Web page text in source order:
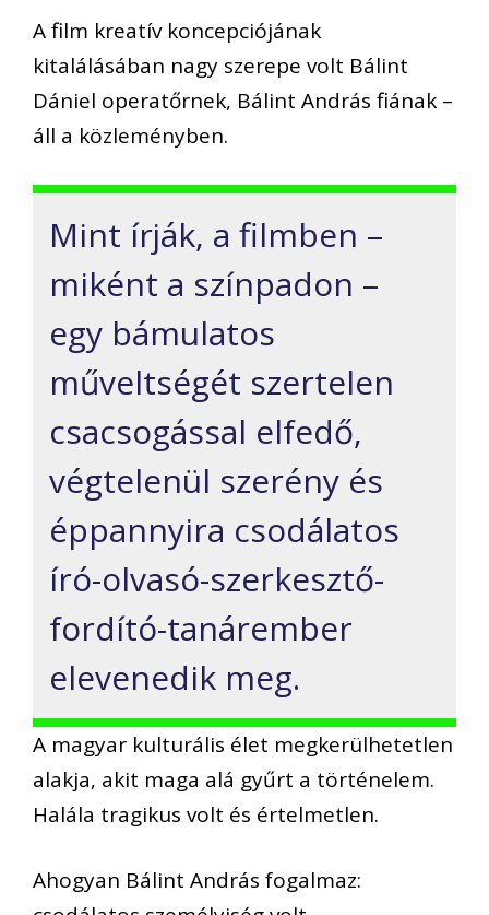
A film kreatív koncepciójának
kitalálásában nagy szerepe volt Bálint
Dániel operatőrnek, Bálint András fiának –
áll a közleményben.
Mint írják, a filmben –
miként a színpadon –
egy bámulatos
műveltségét szertelen
csacsogással elfedő,
végtelenül szerény és
éppannyira csodálatos
író-olvasó-szerkesztő-
fordító-tanárember
elevenedik meg.
A magyar kulturális élet megkerülhetetlen
alakja, akit maga alá gyűrt a történelem.
Halála tragikus volt és értelmetlen.
Ahogyan Bálint András fogalmaz: